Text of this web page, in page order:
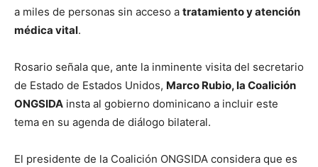
a miles de personas sin acceso a tratamiento y atención
médica vital.
Rosario señala que, ante la inminente visita del secretario
de Estado de Estados Unidos, Marco Rubio, la Coalición
ONGSIDA insta al gobierno dominicano a incluir este
tema en su agenda de diálogo bilateral.
El presidente de la Coalición ONGSIDA considera que es